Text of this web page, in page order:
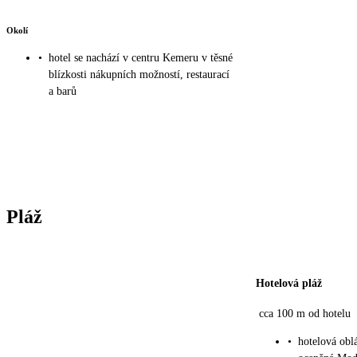
Okolí
• hotel se nachází v centru Kemeru v těsné
blízkosti nákupních možností, restaurací
a barů
Pláž
Hotelová pláž
cca 100 m od hotelu
• hotelová